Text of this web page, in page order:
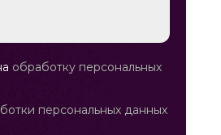
обработку персональных
персональных данных